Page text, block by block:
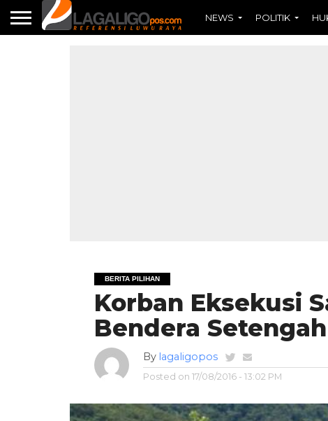
NEWS POLITIK
BERITA PILIHAN
Korban Eksekusi
Bendera
By lagaligopos
Posted on 17/08/2016 - 13:02 PM